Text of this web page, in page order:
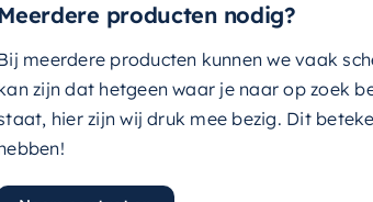
producten nodig?
meerdere producten kunnen we vaak
zijn dat hetgeen waar je naar op zoek
hier zijn wij druk mee bezig. Dit